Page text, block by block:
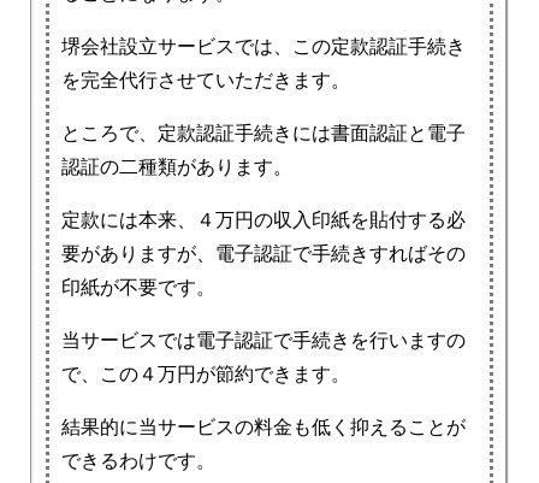
堺会社設立サービスでは、この定款認証手続き
を完全代行させていただきます。
ところで、定款認証手続きには書面認証と電子
認証の二種類があります。
定款には本来、４万円の収入印紙を貼付する必
要がありますが、電子認証で手続きすればその
印紙が不要です。
当サービスでは電子認証で手続きを行いますの
で、この４万円が節約できます。
結果的に当サービスの料金も低く抑えることが
できるわけです。